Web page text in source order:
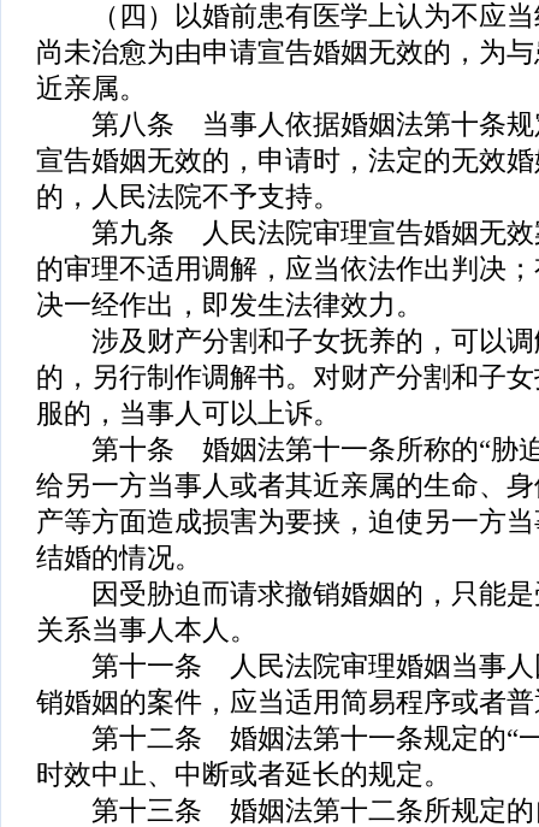
（四）以婚前患有医学上认为不应当
尚未治愈为由申请宣告婚姻无效的，为
近亲属。
第八条 当事人依据婚姻法第十条规
宣告婚姻无效的，申请时，法定的无效
的，人民法院不予支持。
第九条 人民法院审理宣告婚姻无效
的审理不适用调解，应当依法作出判决
决一经作出，即发生法律效力。
涉及财产分割和子女抚养的，可以调
的，另行制作调解书。对财产分割和子
服的，当事人可以上诉。
第十条 婚姻法第十一条所称的“胁迫
给另一方当事人或者其近亲属的生命、
产等方面造成损害为要挟，迫使另一方
结婚的情况。
因受胁迫而请求撤销婚姻的，只能是
关系当事人本人。
第十一条 人民法院审理婚姻当事人
销婚姻的案件，应当适用简易程序或者
第十二条 婚姻法第十一条规定的“一
时效中止、中断或者延长的规定。
第十三条 婚姻法第十二条所规定的